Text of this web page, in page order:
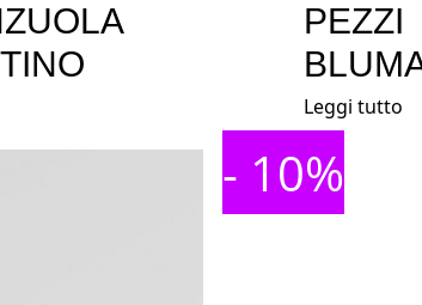
PEZZI
Leggi tutto
- 10%